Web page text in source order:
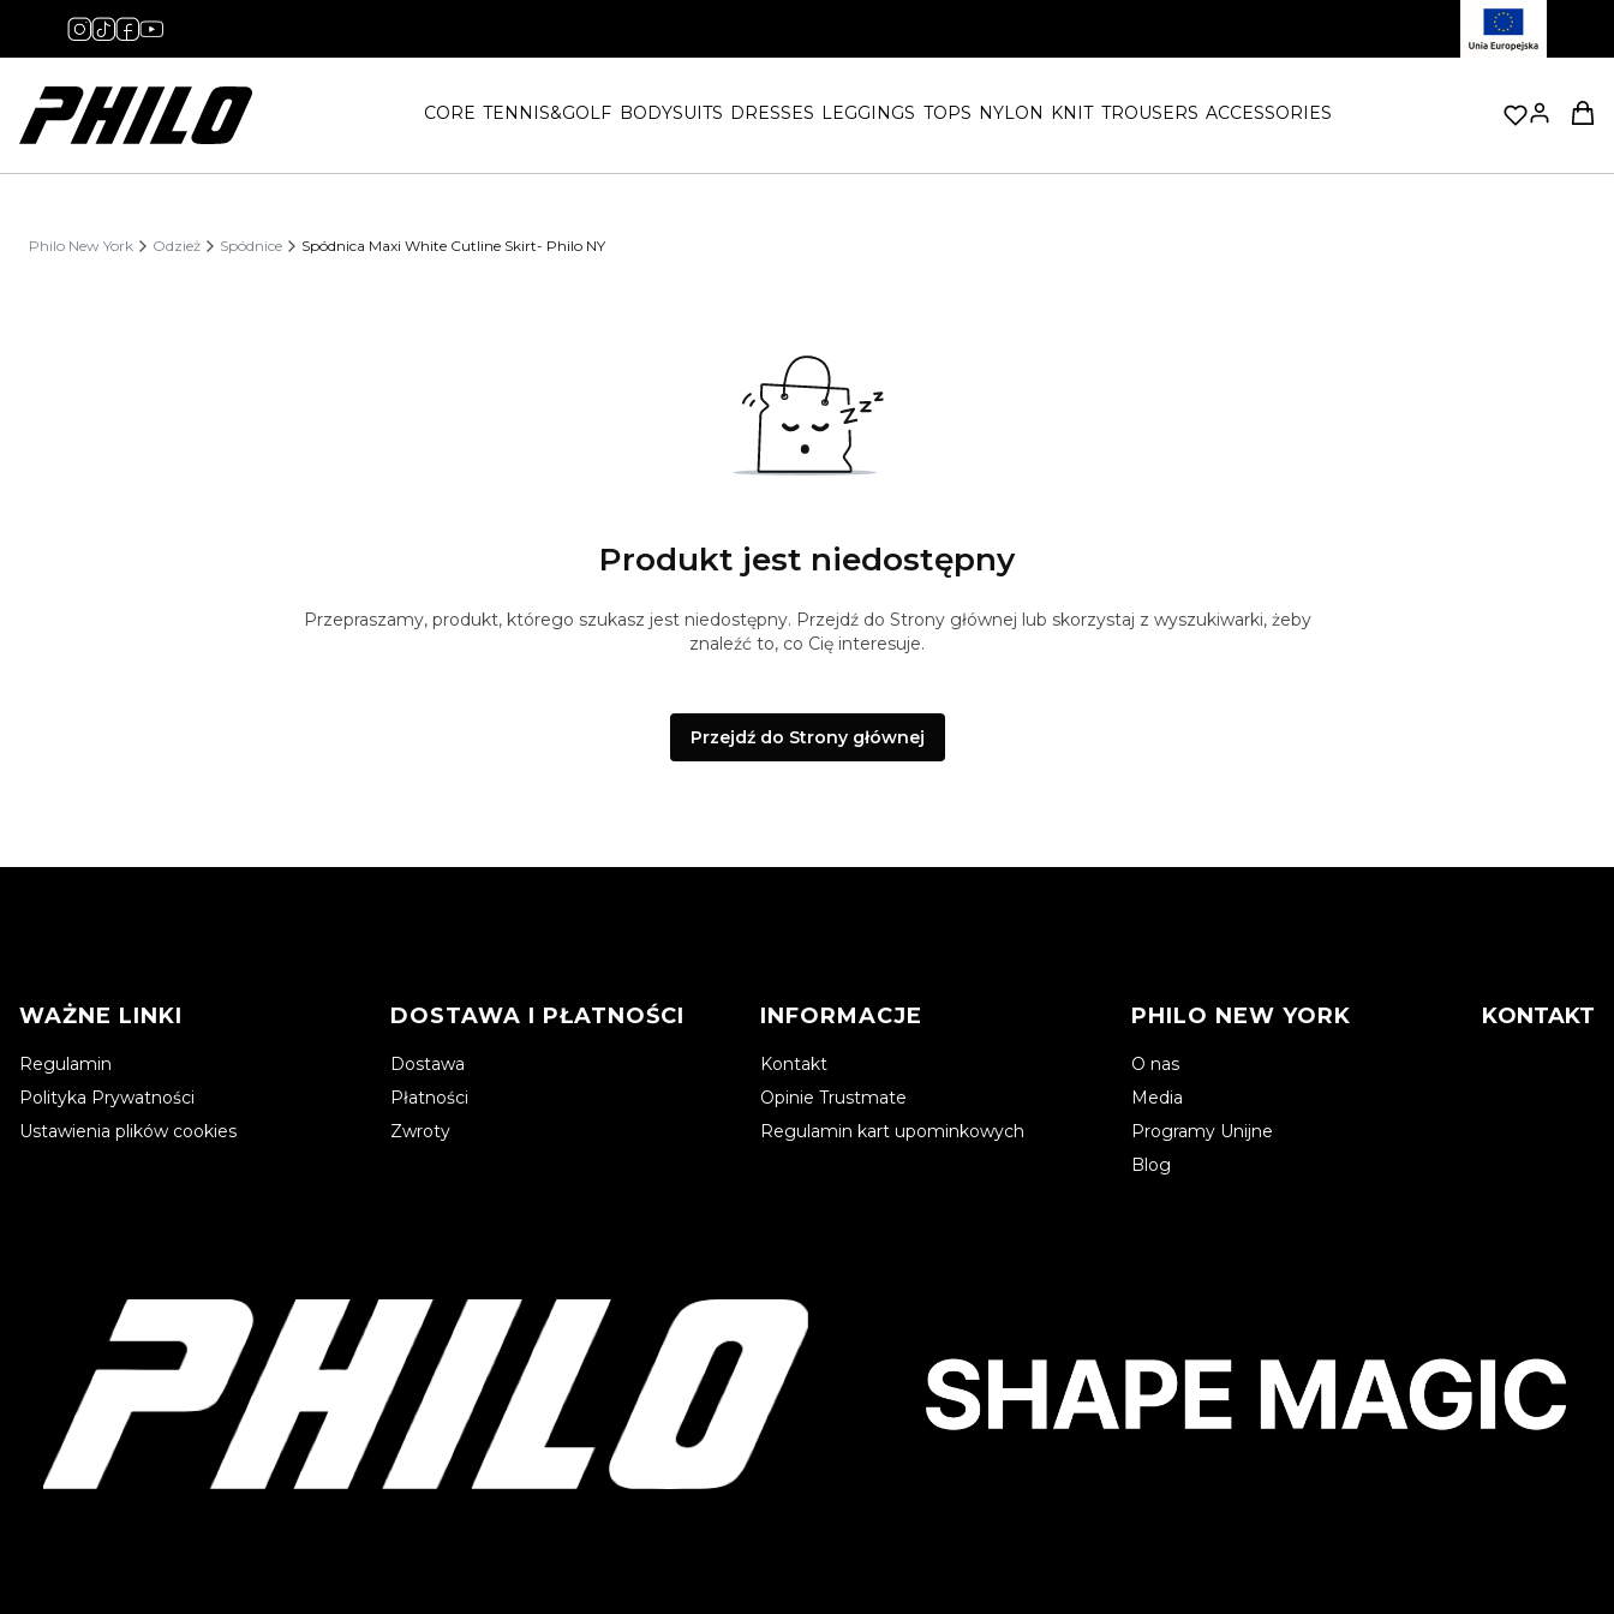
CORE TENNIS&GOLF BODYSUITS DRESSES LEGGINGS TOPS NYLON KNIT TROUSERS ACCESSORIES
Philo New York Odzież Spódnice Spódnica Maxi White Cutline Skirt- Philo NY
Produkt jest niedostępny
Przepraszamy, produkt, którego szukasz jest niedostępny. Przejdź do Strony głównej lub skorzystaj z wyszukiwarki, żeby
znaleźć to, co Cię interesuje.
Przejdź do Strony głównej
Linki w stopce
WAŻNE LINKI
Regulamin
Polityka Prywatności
Ustawienia plików cookies
DOSTAWA I PŁATNOŚCI
Dostawa
Płatności
Zwroty
INFORMACJE
Kontakt
Opinie Trustmate
Regulamin kart upominkowych
PHILO NEW YORK
O nas
Media
Programy Unijne
Blog
KONTAKT